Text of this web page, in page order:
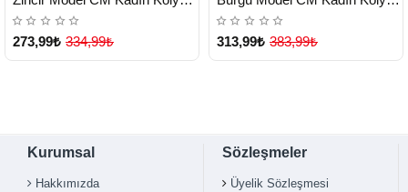
Lisinya
273,99₺ 334,99₺
Lisinya
313,99₺ 383,99₺
Kurumsal
Hakkımızda
Sözleşmeler
Üyelik Sözleşmesi